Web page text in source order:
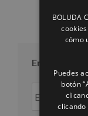
Entradas por
Entradas
por
BOLUDA
cómo
Puedes
botón
clicando